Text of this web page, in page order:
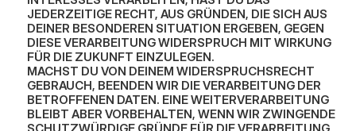
JEDERZEITIGE RECHT, AUS GRÜNDEN, DIE SICH AUS
DEINER BESONDEREN SITUATION ERGEBEN, GEGEN
DIESE VERARBEITUNG WIDERSPRUCH MIT WIRKUNG
FÜR DIE ZUKUNFT EINZULEGEN.
MACHST DU VON DEINEM WIDERSPRUCHSRECHT
GEBRAUCH, BEENDEN WIR DIE VERARBEITUNG DER
BETROFFENEN DATEN. EINE WEITERVERARBEITUNG
BLEIBT ABER VORBEHALTEN, WENN WIR ZWINGENDE